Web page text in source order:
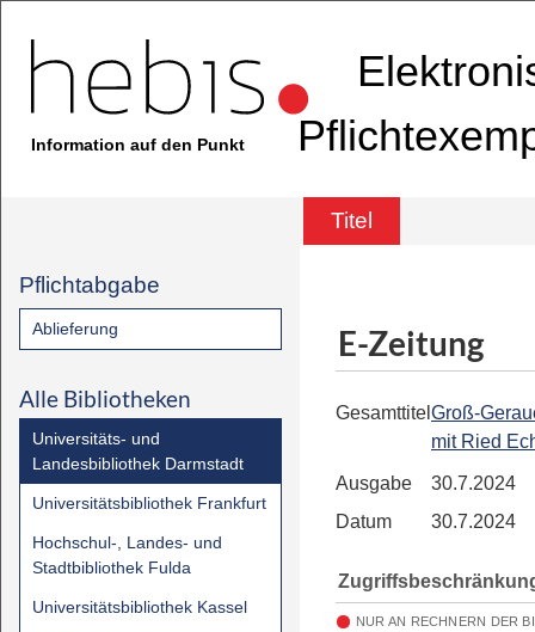
Information auf den Punkt
Titel
Pflichtabgabe
Ablieferung
Alle Bibliotheken
Universitäts- und
Landesbibliothek Darmstadt
Universitätsbibliothek Frankfurt
Hochschul-, Landes- und
Stadtbibliothek Fulda
Universitätsbibliothek Kassel
E-Zeitung
Gesamttitel Groß-
mit Ried
Ausgabe
30.7.2024
Datum
30.7.2024
NUR AN RECHNERN DER